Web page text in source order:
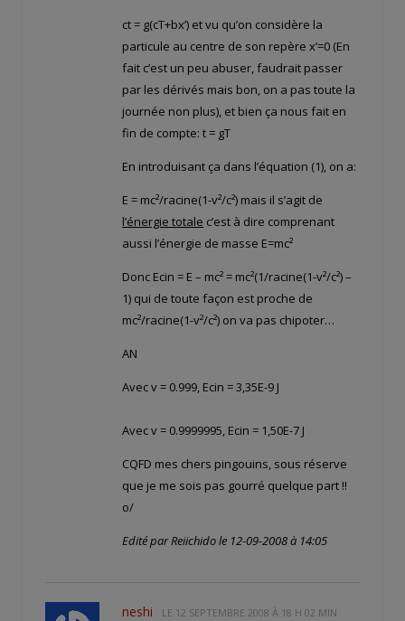
ct = g(cT+bx’) et vu qu’on considère la
particule au centre de son repère x’=0 (En
fait c’est un peu abuser, faudrait passer
par les dérivés mais bon, on a pas toute la
journée non plus), et bien ça nous fait en
fin de compte: t = gT
En introduisant ça dans l’équation (1), on a:
E = mc²/racine(1-v²/c²) mais il s’agit de
l’énergie totale c’est à dire comprenant
aussi l’énergie de masse E=mc²
Donc Ecin = E – mc² = mc²(1/racine(1-v²/c²) –
1) qui de toute façon est proche de
mc²/racine(1-v²/c²) on va pas chipoter…
AN
Avec v = 0.999, Ecin = 3,35E-9 J
Avec v = 0.9999995, Ecin = 1,50E-7 J
CQFD mes chers pingouins, sous réserve
que je me sois pas gourré quelque part !!
o/
Edité par Reiichido le 12-09-2008 à 14:05
neshi LE 12 SEPTEMBRE 2008 À 18 H 02 MIN